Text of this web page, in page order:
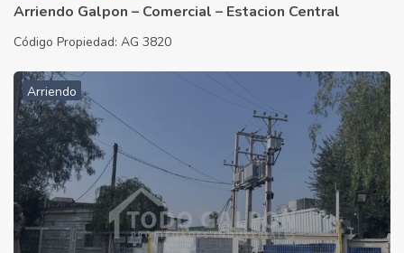
Arriendo Galpon – Comercial – Estacion Central
Código Propiedad: AG 3820
Arriendo